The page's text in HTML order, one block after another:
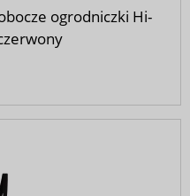
ogrodniczki Hi-